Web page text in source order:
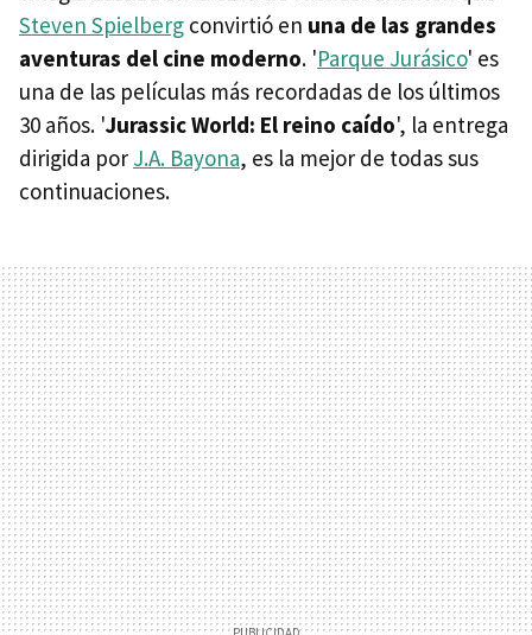
Steven Spielberg convirtió en una de las grandes
aventuras del cine moderno. 'Parque Jurásico' es
una de las películas más recordadas de los últimos
30 años. 'Jurassic World: El reino caído', la entrega
dirigida por J.A. Bayona, es la mejor de todas sus
continuaciones.